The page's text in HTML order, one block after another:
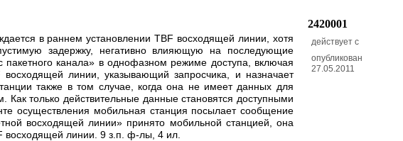
в раннем установлении TBF восходящей линии, хотя
задержку, негативно влияющую на последующие
канала» в однофазном режиме доступа, включая
линии, указывающий запросчика, и назначает
также в том случае, когда она не имеет данных для
только действительные данные становятся доступными
осуществления мобильная станция посылает сообщение
восходящей линии» принято мобильной станцией, она
линии. 9 з.п. ф-лы, 4 ил.
2420001
действует с
опубликован
27.05.2011